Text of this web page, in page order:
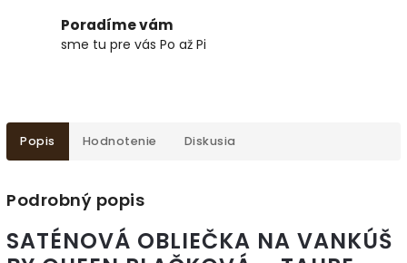
Poradíme vám
sme tu pre vás Po až Pi
Popis Hodnotenie Diskusia
Podrobný popis
SATÉNOVÁ OBLIEČKA NA VANKÚŠ